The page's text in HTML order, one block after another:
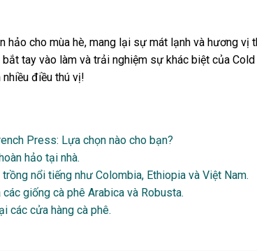
hảo cho mùa hè, mang lại sự mát lạnh và hương
tay vào làm và trải nghiệm sự khác biệt của
điều thú vị!
Press: Lựa chọn nào cho bạn?
hảo tại nhà.
nổi tiếng như Colombia, Ethiopia và Việt Nam.
giống cà phê Arabica và Robusta.
các cửa hàng cà phê.